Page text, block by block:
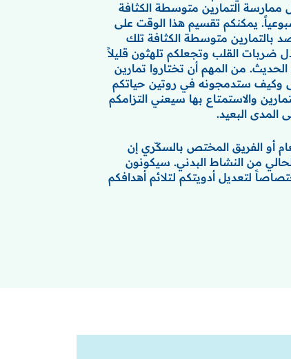
التمارين متوسطة الكثافة
يمكنكم تقسيم هذا الوقت على
بالتمارين متوسطة الكثافة تلك
ضربات القلب وتجعلكم تلهثون قليلاً
من المهم أن تختاروا تمارين
وكيف ستدمجونه في روتين حياتكم
والاستمتاع بها سيعني التزامكم
المدى البعيد.
أو الفريق المختص بالسكّري إن
من النشاط البدني. سيكونون
لتعديل أدويتكم لتلائم أهدافكم